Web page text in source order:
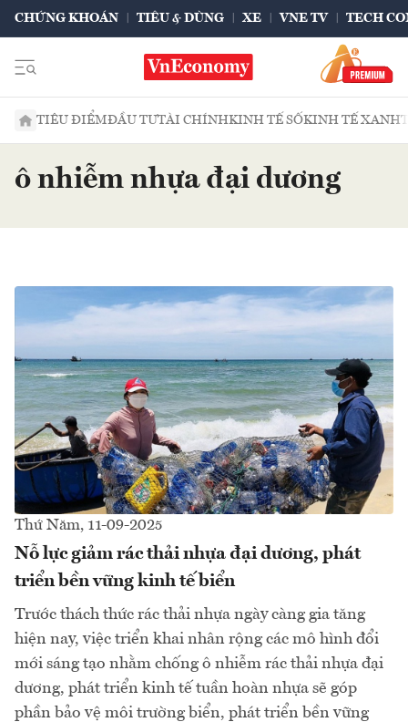
CHỨNG KHOÁN TIÊU & DÙNG XE VNE TV TECH
TIÊU ĐIỂMĐẦU TƯTÀI CHÍNHKINH TẾ SỐKINH TẾ XANH
ô nhiễm nhựa đại dương
Thứ Năm, 11-09-2025
Nỗ lực giảm rác thải nhựa đại dương, phát
triển bền vững kinh tế biển
Trước thách thức rác thải nhựa ngày càng gia tăng
hiện nay, việc triển khai nhân rộng các mô hình đổi
mới sáng tạo nhằm chống ô nhiễm rác thải nhựa đại
dương, phát triển kinh tế tuần hoàn nhựa sẽ góp
phần bảo vệ môi trường biển, phát triển bền vững